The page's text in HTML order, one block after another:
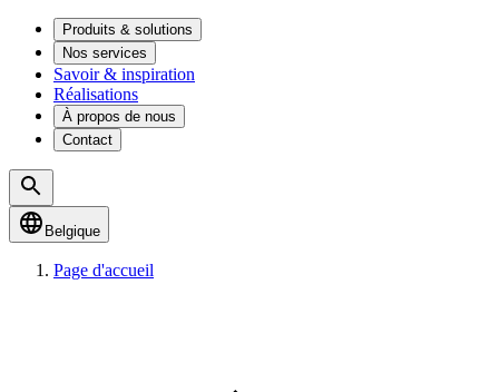
Produits & solutions
Nos services
Savoir & inspiration
Réalisations
À propos de nous
Contact
Belgique
Page d'accueil